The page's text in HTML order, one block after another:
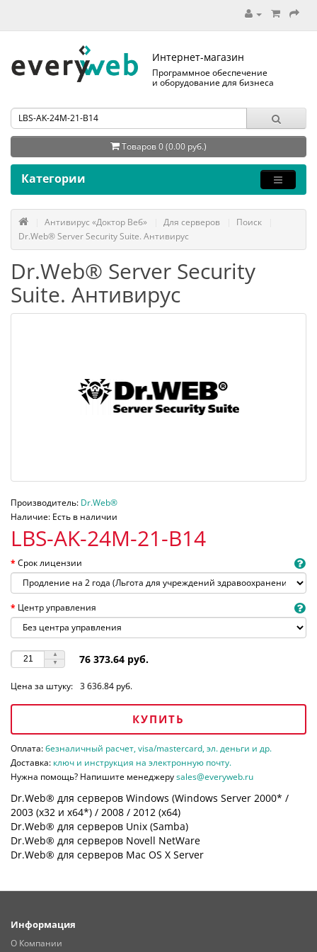
Интернет-магазин
Программное обеспечение
и оборудование для бизнеса
Товаров 0 (0.00 руб.)
Категории
Антивирус «Доктор Веб» Для серверов
Поиск
Dr.Web® Server Security Suite. Антивирус
Dr.Web® Server Security
Suite. Антивирус
Производитель: Dr.Web®
Наличие: Есть в наличии
LBS-AK-24M-21-B14
Срок лицензии
Центр управления
76 373.64 руб.
Цена за штуку: 3 636.84 руб.
КУПИТЬ
Оплата:безналичный расчет, visa/mastercard, эл. деньги и др.
Доставка: ключ и инструкция на электронную почту.
Нужна помощь? Напишите менеджеруsales@everyweb.ru
Dr.Web® для серверов Windows (Windows Server 2000* /
2003 (х32 и х64*) / 2008 / 2012 (х64)
Dr.Web® для серверов Unix (Samba)
Dr.Web® для серверов Novell NetWare
Dr.Web® для серверов Mac OS X Server
Информация
О Компании